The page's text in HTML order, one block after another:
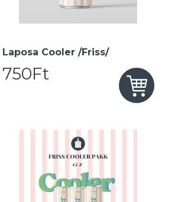
Laposa Cooler /Friss/
750Ft